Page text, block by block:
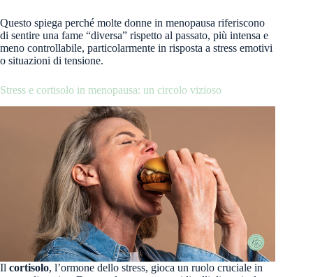
Questo spiega perché molte donne in menopausa riferiscono
di sentire una fame “diversa” rispetto al passato, più intensa e
meno controllabile, particolarmente in risposta a stress emotivi
o situazioni di tensione.
Stress e cortisolo in menopausa: un circolo vizioso
Il cortisolo, l’ormone dello stress, gioca un ruolo cruciale in